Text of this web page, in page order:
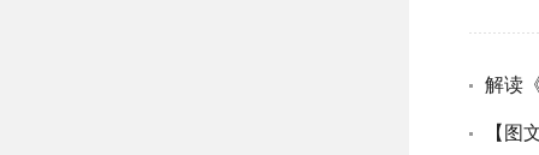
解读
【图